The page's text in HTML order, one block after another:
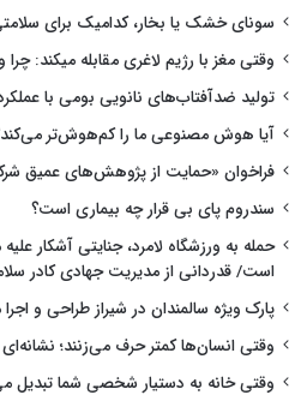
سونای خشک یا بخار، کدامیک برای
وقتی مغز با رژیم لاغری مقابله میکند: چرا
تولید ضدآفتاب‌های نانویی بومی با
آیا هوش مصنوعی ما را کم‌هوش‌تر
فراخوان «حمایت از پژوهش‌های عمیق
سندروم پای بی قرار چه بیماری است؟
حمله به ورزشگاه لامرد، جنایتی آشکار
است/ قدردانی از مدیریت جهادی کادر
پارک ویژه سالمندان در شیراز طراحی و
وقتی انسان‌ها کمتر حرف می‌زنند؛
وقتی خانه به دستیار شخصی شما تبدیل